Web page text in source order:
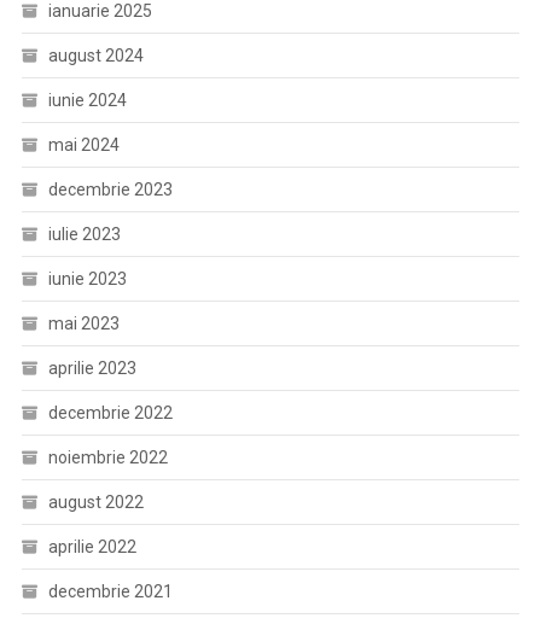
ianuarie 2025
august 2024
iunie 2024
mai 2024
decembrie 2023
iulie 2023
iunie 2023
mai 2023
aprilie 2023
decembrie 2022
noiembrie 2022
august 2022
aprilie 2022
decembrie 2021